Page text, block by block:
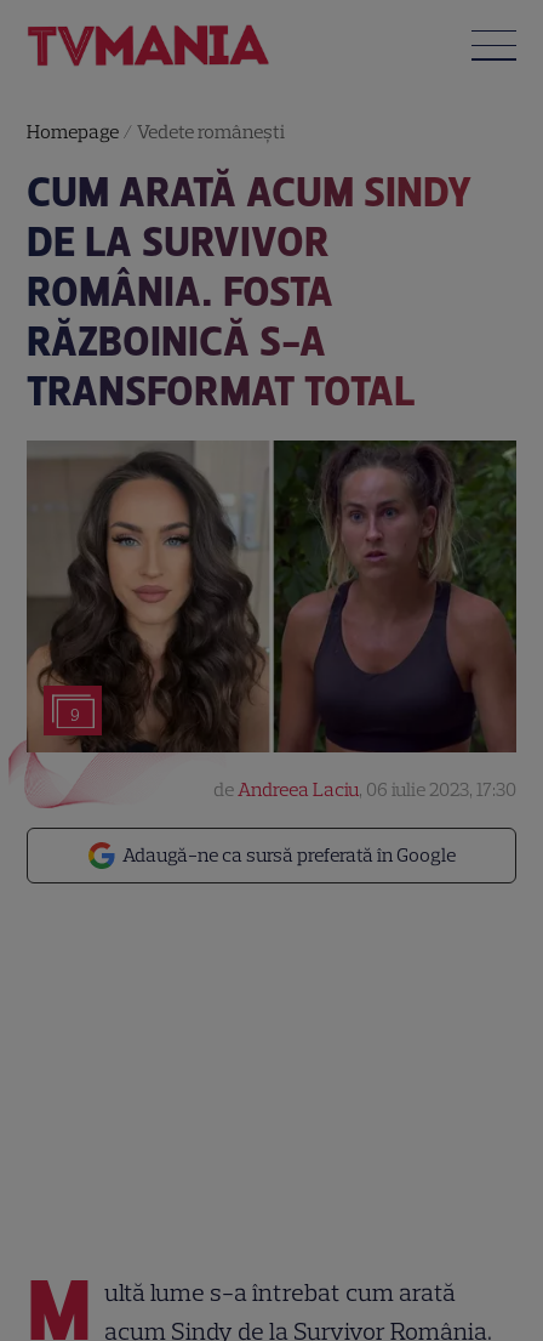
Homepage /Vedete româneşti
CUM ARATĂ ACUM SINDY
DE LA SURVIVOR
ROMÂNIA. FOSTA
RĂZBOINICĂ S-A
TRANSFORMAT TOTAL
9
Adaugă-ne ca sursă preferată în Google
deAndreea Laciu, 06 iulie 2023, 17:30
M ultă lume s-a întrebat cum arată
acum Sindy de la Survivor România.